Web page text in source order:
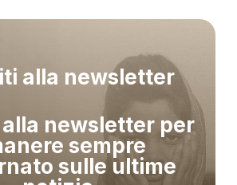
alla newsletter
newsletter per
sempre
sulle ultime